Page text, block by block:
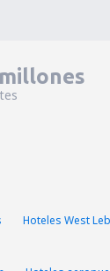
Hoteles West